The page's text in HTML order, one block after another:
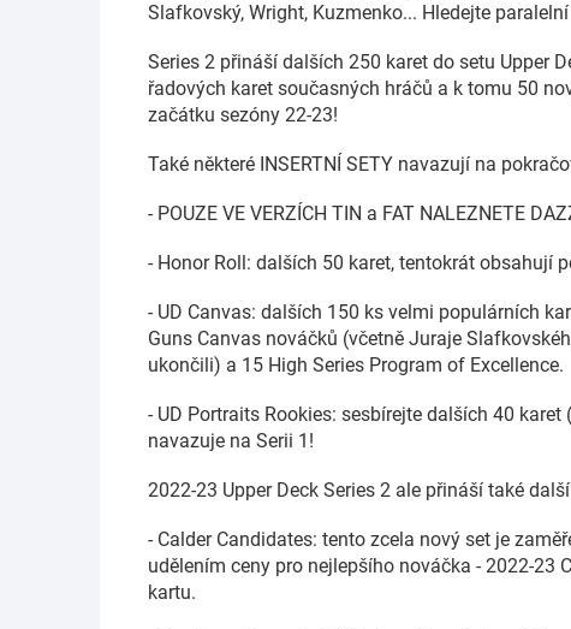
Slafkovský, Wright, Kuzmenko... Hledejte paralelní
Series 2 přináší dalších 250 karet do setu Upper
řadových karet současných hráčů a k tomu 50
začátku sezóny 22-23!
Také některé INSERTNÍ SETY navazují na
- POUZE VE VERZÍCH TIN a FAT NALEZNETE
- Honor Roll: dalších 50 karet, tentokrát obsahují
- UD Canvas: dalších 150 ks velmi populárních
Guns Canvas nováčků (včetně Juraje
ukončili) a 15 High Series Program of Excellence.
- UD Portraits Rookies: sesbírejte dalších 40
navazuje na Serii 1!
2022-23 Upper Deck Series 2 ale přináší také další
- Calder Candidates: tento zcela nový set je
udělením ceny pro nejlepšího nováčka - 2022-23
kartu.